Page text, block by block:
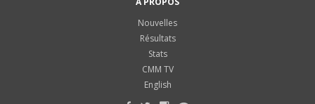
Nouvelles
Résultats
Stats
CMM TV
English